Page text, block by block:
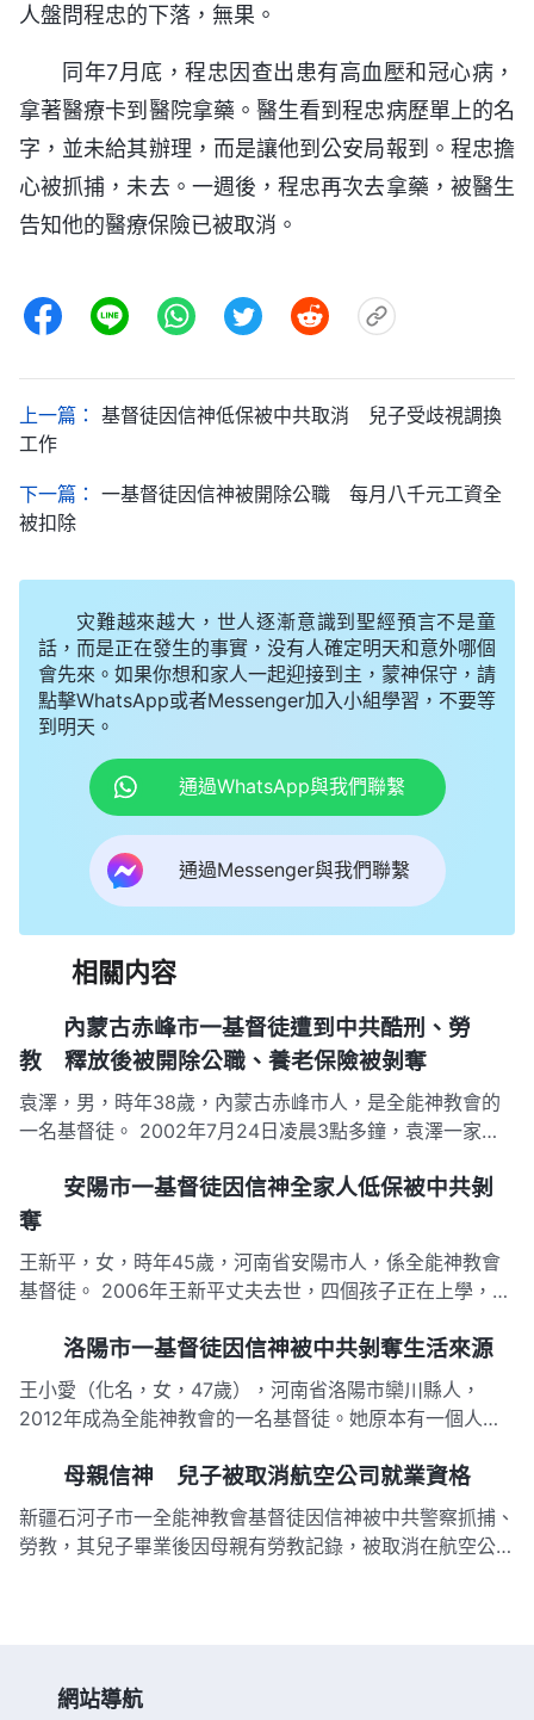
人盤問程忠的下落，無果。
同年7月底，程忠因查出患有高血壓和冠心病，
拿著醫療卡到醫院拿藥。醫生看到程忠病歷單上的名
字，並未給其辦理，而是讓他到公安局報到。程忠擔
心被抓捕，未去。一週後，程忠再次去拿藥，被醫生
告知他的醫療保險已被取消。
上一篇： 基督徒因信神低保被中共取消 兒子受歧視調換
工作
下一篇： 一基督徒因信神被開除公職 每月八千元工資全
被扣除
灾難越來越大，世人逐漸意識到聖經預言不是童
話，而是正在發生的事實，没有人確定明天和意外哪個
會先來。如果你想和家人一起迎接到主，蒙神保守，請
點擊WhatsApp或者Messenger加入小組學習，不要等
到明天。
通過WhatsApp與我們聯繫
通過Messenger與我們聯繫
相關内容
內蒙古赤峰市一基督徒遭到中共酷刑、勞
教 釋放後被開除公職、養老保險被剝奪
袁澤，男，時年38歲，內蒙古赤峰市人，是全能神教會的
一名基督徒。 2002年7月24日凌晨3點多鐘，袁澤一家三
件，不容分說把袁澤押到一派出所後又轉押到公安局國保大
隊。 在國保大隊裡，警察將袁澤的左手銬在2米高的暖氣管
安陽市一基督徒因信神全家人低保被中共剝
奪
王新平，女，時年45歲，河南省安陽市人，係全能神教會
基督徒。 2006年王新平丈夫去世，四個孩子正在上學，王
種四畝地生活，家裡很貧苦。2009年王新平向政府申請低
保，按國家政策王新平享受上了四口人的低保（有一個女兒
的戶口上到別人…
洛陽市一基督徒因信神被中共剝奪生活來源
王小愛（化名，女，47歲），河南省洛陽市欒川縣人，
2012年成為全能神教會的一名基督徒。她原本有一個人人
會的瘋狂逼迫，而被中共給剝奪了... 2013年8月的一天，洛
陽市某集團公司領導拿著國家統一下發的相信科學，反對信
神，遠離邪…
母親信神 兒子被取消航空公司就業資格
新疆石河子市一全能神教會基督徒因信神被中共警察抓捕、
勞教，其兒子畢業後因母親有勞教記錄，被取消在航空公司
網站導航